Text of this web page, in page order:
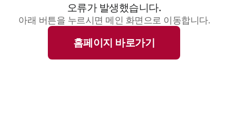
오류가 발생했습니다.
아래 버튼을 누르시면 메인 화면으로 이동합니다.
홈페이지 바로가기